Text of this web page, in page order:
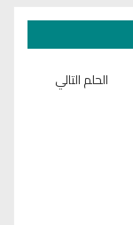
الحلم التالي